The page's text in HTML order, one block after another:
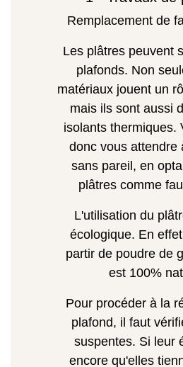
Remplacement de
Les plâtres peuvent
plafonds. Non
matériaux jouent un
mais ils sont aussi
isolants thermiques.
donc vous attendre
sans pareil, en
plâtres comme
L'utilisation du
écologique. En
partir de poudre de
est 100%
Pour procéder à la
plafond, il faut
suspentes. Si leur
encore qu'elles